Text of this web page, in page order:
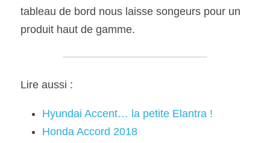
tableau de bord nous laisse songeurs pour un
produit haut de gamme.
Lire aussi :
Hyundai Accent… la petite Elantra !
Honda Accord 2018